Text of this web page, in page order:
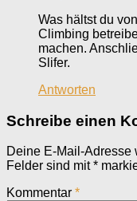
Was hältst du
Climbing
machen.
Slifer.
Antworten
Schreibe einen
Deine E-Mail-Adresse
Felder sind mit*
Kommentar *